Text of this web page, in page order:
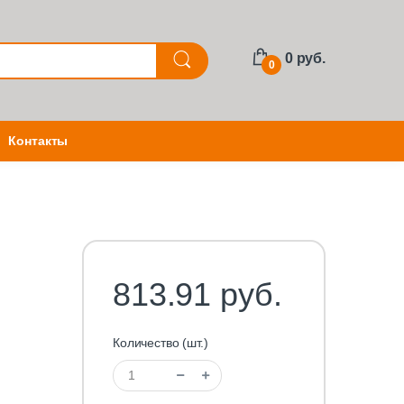
0 0 руб.
Контакты
813.91 руб.
Количество (шт.)